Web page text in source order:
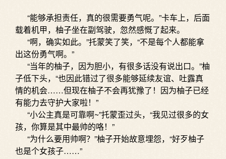
“能够承担责任，真的很需要勇气呢。”卡车上，后面
载着机甲，柚子坐在副驾驶，忽然感慨了起来。
“啊，确实如此。”托蒙笑了笑，“不是每个人都能拿
出这份勇气啊。”
“当年的柚子，因为胆小，有很多话没有说出口。”柚
子低下头，“也因此错过了很多能够延续友谊、吐露真
情的机会……但现在柚子不会再犹豫了！因为柚子已经
有能力去守护大家啦！”
“小公主真是可靠啊~”托蒙歪过头，“我见过很多的女
孩，你算是其中最帅的咯！”
“为什么要用帅啊？”柚子开始故意埋怨，“好歹柚子
也是个女孩子……”